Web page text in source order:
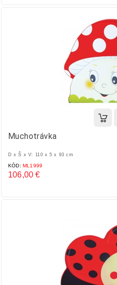
Muchotrávka
D x Š x V: 110 x 5 x 93 cm
KÓD: ML1999
106,00 €